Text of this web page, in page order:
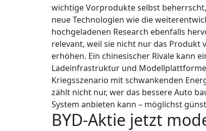
wichtige Vorprodukte selbst
neue Technologien wie die
hochgeladenen Research ebenfalls
relevant, weil sie nicht nur das
erhöhen. Ein chinesischer Rivale kann
Ladeinfrastruktur und
Kriegsszenario mit schwankenden
zählt nicht nur, wer das bessere Auto
System anbieten kann – möglichst
BYD-Aktie jetzt